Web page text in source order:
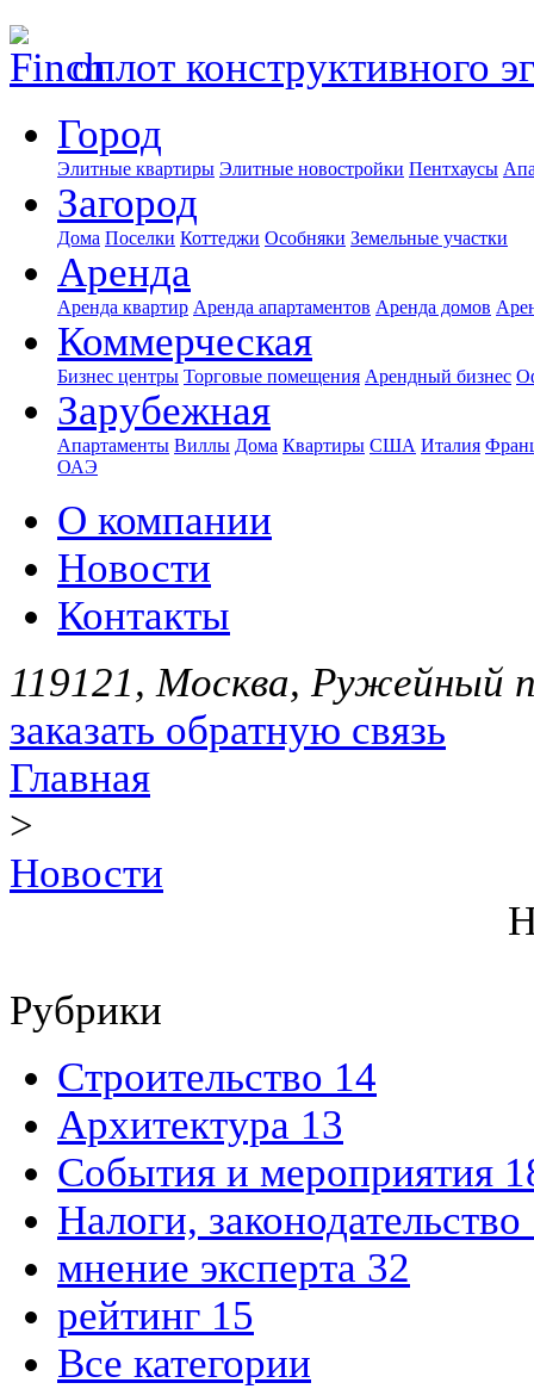
оплот конструктивного
Город
Элитные квартиры Элитные новостройки Пентхаусы
Загород
Дома Поселки Коттеджи Особняки Земельные участки
Аренда
Аренда квартир Аренда апартаментов Аренда домов
Коммерческая
Бизнес центры Торговые помещения Арендный бизнес
Зарубежная
Апартаменты Виллы Дома Квартиры США Италия
ОАЭ
О компании
Новости
Контакты
119121, Москва, Ружейный
заказать обратную связь
Главная
>
Новости
Рубрики
Строительство 14
Архитектура 13
События и мероприятия
Налоги, законодательство
мнение эксперта 32
рейтинг 15
Все категории